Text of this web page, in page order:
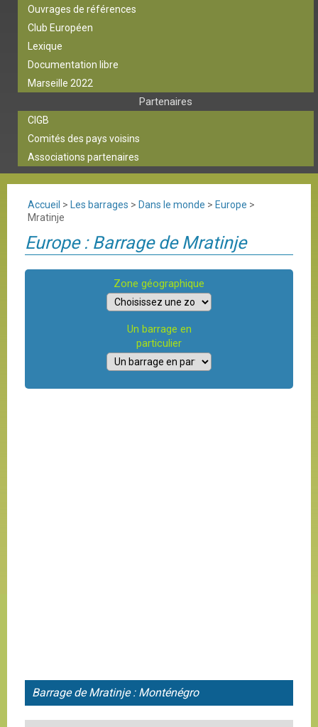
Ouvrages de références
Club Européen
Lexique
Documentation libre
Marseille 2022
Partenaires
CIGB
Comités des pays voisins
Associations partenaires
Accueil > Les barrages > Dans le monde > Europe >
Mratinje
Europe : Barrage de Mratinje
Zone géographique
Un barrage en
particulier
Barrage de Mratinje : Monténégro